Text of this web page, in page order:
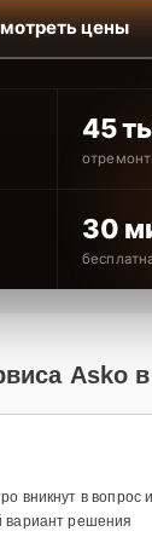
цены
45
30
Asko
вникнут в вопрос и
вариант решения